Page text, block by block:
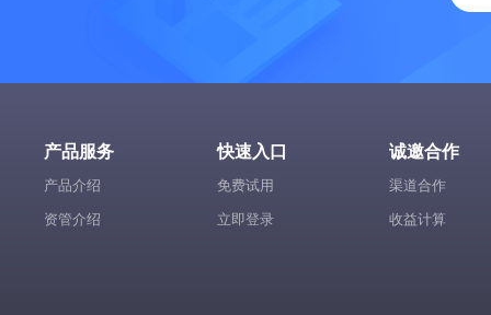
产品服务
产品介绍
资管介绍
快速入口
免费试用
立即登录
诚邀合作
渠道合作
收益计算